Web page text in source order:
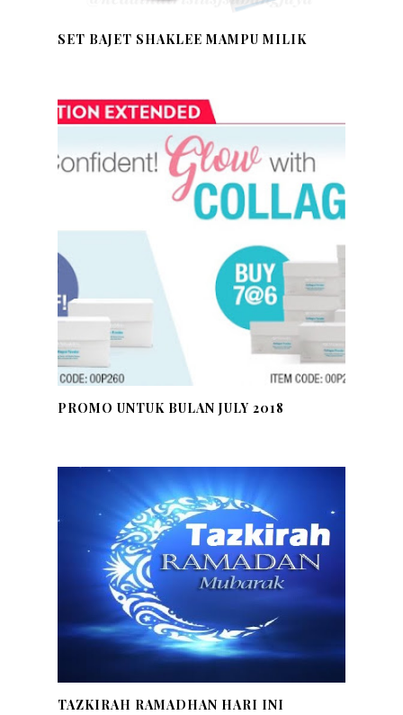
SET BAJET SHAKLEE MAMPU MILIK
PROMO UNTUK BULAN JULY 2018
TAZKIRAH RAMADHAN HARI INI